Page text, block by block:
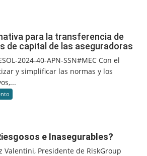
para la transferencia de
de capital de las aseguradoras
2024-40-APN-SSN#MEC Con el
y simplificar las normas y los
e Inasegurables?
Valentini, Presidente de RiskGroup